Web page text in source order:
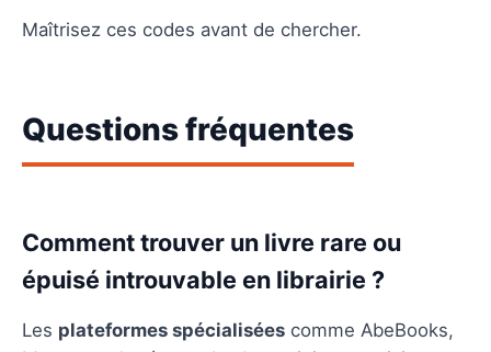
Maîtrisez ces codes avant de chercher.
Questions fréquentes
Comment trouver un livre rare ou
épuisé introuvable en librairie ?
Les plateformes spécialisées comme AbeBooks,